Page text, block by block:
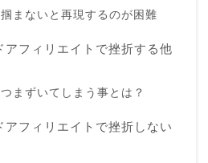
まないと再現するのが困難
アフィリエイトで挫折する他
まずいてしまう事とは？
アフィリエイトで挫折しない